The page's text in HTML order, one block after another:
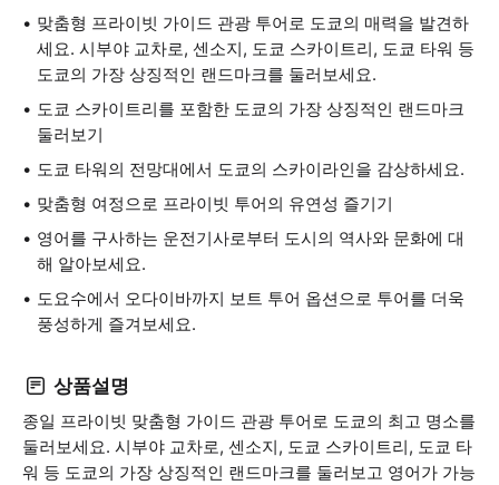
맞춤형 프라이빗 가이드 관광 투어로 도쿄의 매력을 발견하
세요. 시부야 교차로, 센소지, 도쿄 스카이트리, 도쿄 타워 등
도쿄의 가장 상징적인 랜드마크를 둘러보세요.
도쿄 스카이트리를 포함한 도쿄의 가장 상징적인 랜드마크
둘러보기
도쿄 타워의 전망대에서 도쿄의 스카이라인을 감상하세요.
맞춤형 여정으로 프라이빗 투어의 유연성 즐기기
영어를 구사하는 운전기사로부터 도시의 역사와 문화에 대
해 알아보세요.
도요수에서 오다이바까지 보트 투어 옵션으로 투어를 더욱
풍성하게 즐겨보세요.
상품설명
종일 프라이빗 맞춤형 가이드 관광 투어로 도쿄의 최고 명소를
둘러보세요. 시부야 교차로, 센소지, 도쿄 스카이트리, 도쿄 타
워 등 도쿄의 가장 상징적인 랜드마크를 둘러보고 영어가 가능